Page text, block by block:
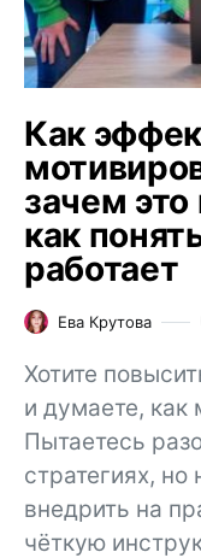
Как
зачем
как
работает
Ева Крутова
Хотите
и думаете, как
Пытаетесь
стратегиях, но
внедрить на
чёткую